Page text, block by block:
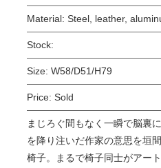
Material: Steel, leather,
Stock:
Size: W58/D51/H79
Price: Sold
まじろぐ間もなく一瞬で脳裏
を降り注いだ作家の意思を垣
椅子。まるで椅子同士がアー